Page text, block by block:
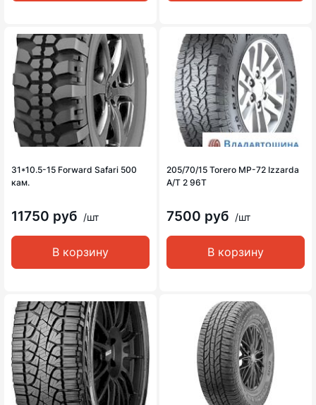
31*10.5-15 Forward Safari 500
кам.
11750 руб /шт
В корзину
205/70/15 Torero MP-72 Izzarda
A/T 2 96T
7500 руб /шт
В корзину